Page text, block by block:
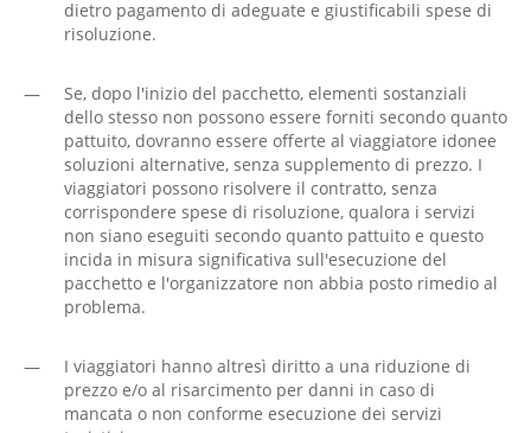
dietro pagamento di adeguate e giustificabili spese di
risoluzione.
—
Se, dopo l'inizio del pacchetto, elementi sostanziali
dello stesso non possono essere forniti secondo quanto
pattuito, dovranno essere offerte al viaggiatore idonee
soluzioni alternative, senza supplemento di prezzo. I
viaggiatori possono risolvere il contratto, senza
corrispondere spese di risoluzione, qualora i servizi
non siano eseguiti secondo quanto pattuito e questo
incida in misura significativa sull'esecuzione del
pacchetto e l'organizzatore non abbia posto rimedio al
problema.
—
I viaggiatori hanno altresì diritto a una riduzione di
prezzo e/o al risarcimento per danni in caso di
mancata o non conforme esecuzione dei servizi